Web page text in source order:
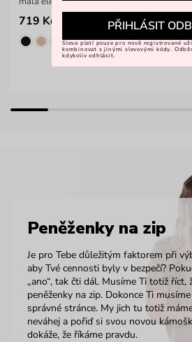
719 Kč
Peněženky na zip
Je pro Tebe důležitým faktorem při
aby Tvé cennosti byly v bezpečí?
„ano“, tak čti dál. Musíme Ti totiž říct,
peněženky na zip. Dokonce Ti
správné stránce. My jich tu totiž
neváhej a pořiď si svou novou
dokáže, že říkáme pravdu.
PŘIHLÁSIT
Sleva platí pouze pro nově registrované
kombinovat s jinými slevovými kódy.
kdykoliv odhlásit.